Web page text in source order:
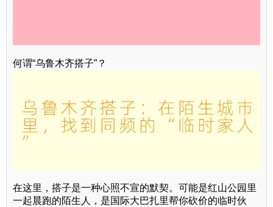
何谓“乌鲁木齐搭子”？
在这里，搭子是一种心照不宣的默契。可能是红山公园里
一起晨跑的陌生人，是国际大巴扎里帮你砍价的临时伙